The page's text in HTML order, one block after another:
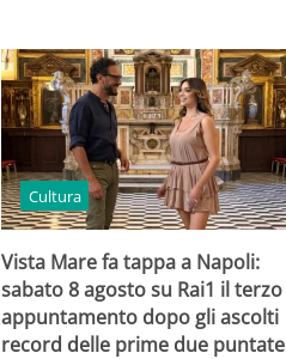
Cultura
Vista Mare fa tappa a Napoli:
sabato 8 agosto su Rai1 il terzo
appuntamento dopo gli ascolti
record delle prime due puntate